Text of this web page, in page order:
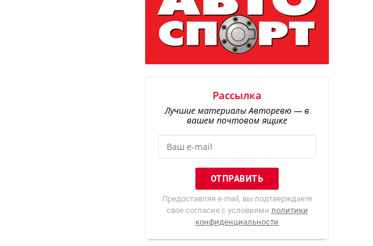
Рассылка
Лучшие материалы Авторевю — в
вашем почтовом ящике
Предоставляя e-mail, вы подтверждаете
свое согласие с условиями политики
конфиденциальности